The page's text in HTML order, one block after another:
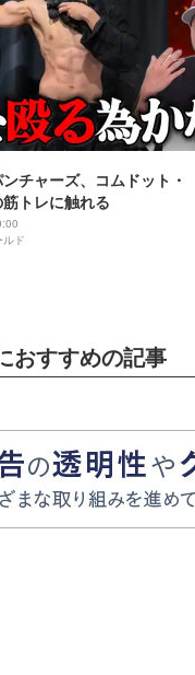
チャーズ、コムドット・
トレに触れる
ルド
おすすめの記事